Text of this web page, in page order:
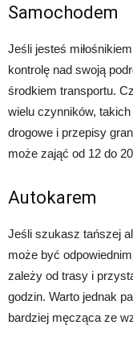
Samochodem
Jeśli jesteś
kontrolę nad swoją
środkiem transportu.
wielu czynników,
drogowe i przepisy
może zająć od 12 do
Autokarem
Jeśli szukasz tańszej
może być
zależy od trasy i
godzin. Warto jednak
bardziej męcząca ze